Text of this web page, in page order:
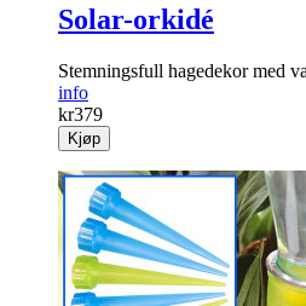
Solar-orkidé
Stemningsfull hagedekor med
info
kr379
Kjøp